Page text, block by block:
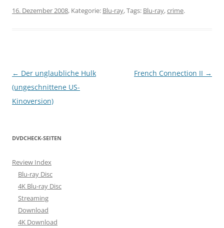
16. Dezember 2008, Kategorie: Blu-ray, Tags: Blu-ray,crime.
Beitragsnavigation
← Der unglaubliche Hulk
(ungeschnittene US-
Kinoversion)
French Connection II →
DVDCHECK-SEITEN
Review Index
Blu-ray Disc
4K Blu-ray Disc
Streaming
Download
4K Download